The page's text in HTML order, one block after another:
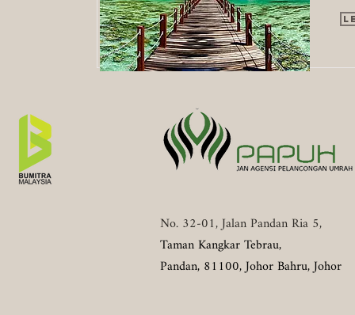
No. 32-01, Jalan Pandan Ria 5,
Taman Kangkar Tebrau,
Pandan,81100, Johor Bahru, Johor